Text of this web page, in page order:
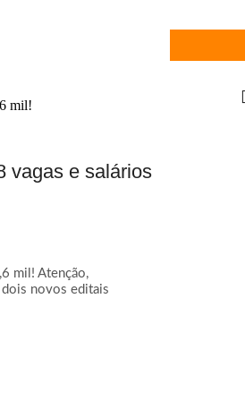
vagas e salários
mil! Atenção,
novos editais